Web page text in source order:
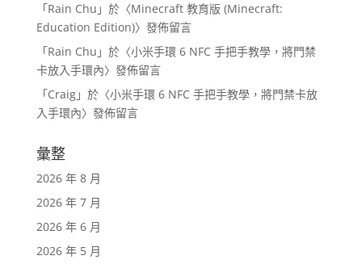
「Rain Chu 」於〈Minecraft 教育版 (Minecraft:
Education Edition)〉發佈留言
「Rain Chu 」於〈小米手環 6 NFC 手把手教學，將門禁
卡放入手環內〉發佈留言
「Craig」於〈小米手環 6 NFC 手把手教學，將門禁卡放
入手環內〉發佈留言
彙整
2026 年 8 月
2026 年 7 月
2026 年 6 月
2026 年 5 月